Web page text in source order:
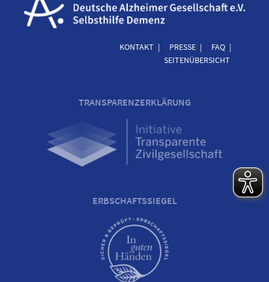
KONTAKT PRESSE
FAQ
SEITENÜBERSICHT
TRANSPARENZERKLÄRUNG
ERBSCHAFTSSIEGEL